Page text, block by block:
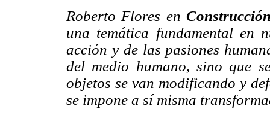
Roberto Flores en
una temática fundamental en
acción y de las pasiones
del medio humano, sino que
objetos se van modificando y
se impone a sí misma